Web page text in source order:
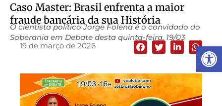
Abrir
Caso Master: Brasil enfrenta a maior
fraude bancária da sua História
O cientista político Jorge Folena é o convidado do
Soberania em Debate desta quinta-feira, 19/03
19 de março de 2026